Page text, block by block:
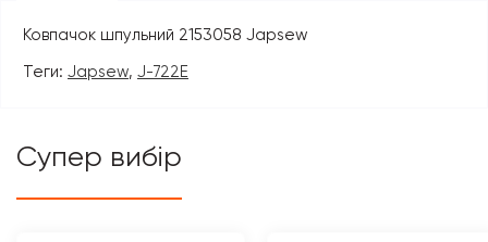
Ковпачок шпульний 2153058 Japsew
Теги: Japsew, J-722E
Супер вибір